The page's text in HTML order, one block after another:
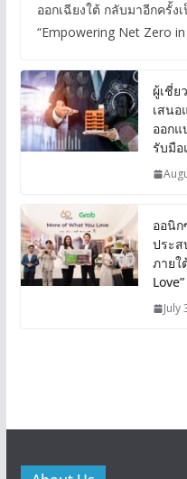
ออกเฉียงใต้ กลับมาอีกครั้
“Empowering Net Zero
ผู้เชี่ย
เสน
ออกแ
รับมื
ออนิ
ประส
ภายใ
Love”
July